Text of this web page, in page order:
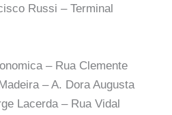
Russi – Terminal
– Rua Clemente
– A. Dora Augusta
Lacerda – Rua Vidal